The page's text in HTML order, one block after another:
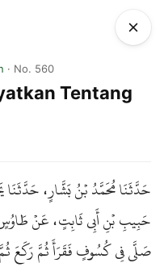
· No. 560
Tentang
حَدَّثَنَا مُحَمَّدُ بْنُ بَشَّارٍ،
حَبِيبِ بْنِ أَبِي ثَابِتٍ، عَنْ
صَلَّى فِي كُسُوفٍ فَقَرَأَ ثُمَّ رَكَعَ